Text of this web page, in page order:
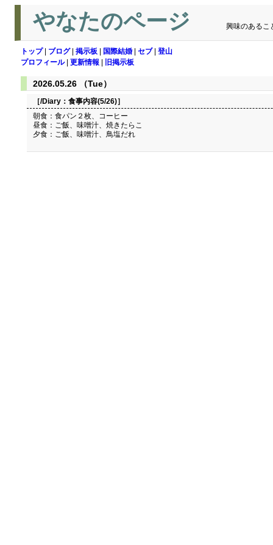
やなたのページ 興味のあるこ
トップ| ブログ| 掲示板 国際結婚 セブ| 登山
プロフィール| 更新情報 旧掲示板
2026.05.26 （Tue）
［/Diary： 食事内容(5/26)］
朝食：食パン２枚、コーヒー
昼食：ご飯、味噌汁、焼きたらこ
夕食：ご飯、味噌汁、鳥塩だれ